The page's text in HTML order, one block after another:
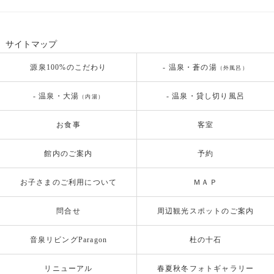
サイトマップ
源泉100%のこだわり - 温泉・蒼の湯 （外風呂）
- 温泉・大湯 （内湯） - 温泉・貸し切り風呂
お食事 客室
館内のご案内 予約
お子さまのご利用について ＭＡＰ
問合せ 周辺観光スポットのご案内
音泉リビングParagon 杜の十石
リニューアル 春夏秋冬フォトギャラリー